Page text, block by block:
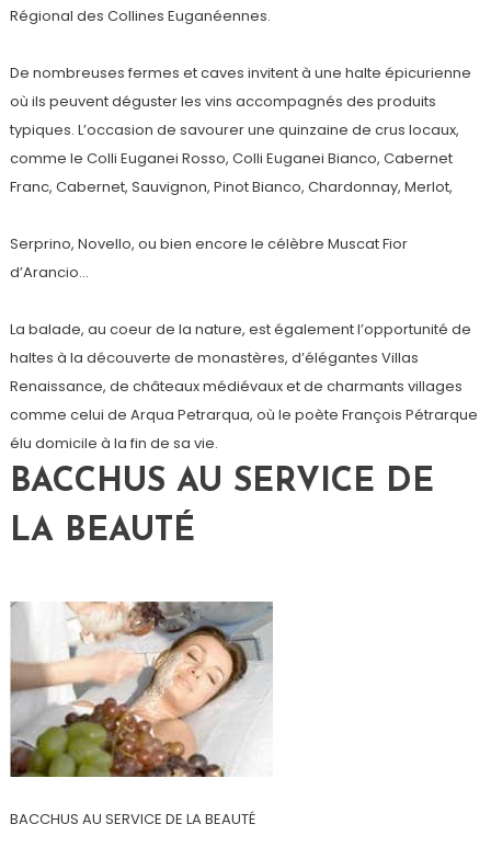
Régional des Collines Euganéennes.
De nombreuses fermes et caves invitent à une halte épicurienne
où ils peuvent déguster les vins accompagnés des produits
typiques. L’occasion de savourer une quinzaine de crus locaux,
comme le Colli Euganei Rosso, Colli Euganei Bianco, Cabernet
Franc, Cabernet, Sauvignon, Pinot Bianco, Chardonnay, Merlot,
Serprino, Novello, ou bien encore le célèbre Muscat Fior
d’Arancio…
La balade, au coeur de la nature, est également l’opportunité de
haltes à la découverte de monastères, d’élégantes Villas
Renaissance, de châteaux médiévaux et de charmants villages
comme celui de Arqua Petrarqua, où le poète François Pétrarque
élu domicile à la fin de sa vie.
BACCHUS AU SERVICE DE
LA BEAUTÉ
BACCHUS AU SERVICE DE LA BEAUTÉ